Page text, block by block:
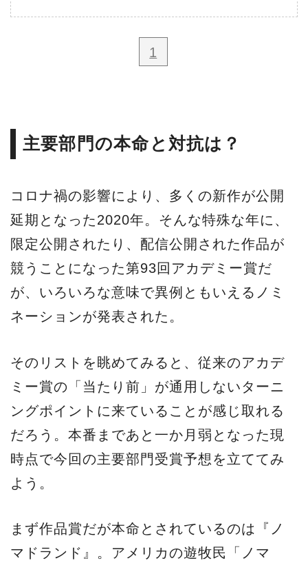
1
主要部門の本命と対抗は？
コロナ禍の影響により、多くの新作が公開
延期となった2020年。そんな特殊な年に、
限定公開されたり、配信公開された作品が
競うことになった第93回アカデミー賞だ
が、いろいろな意味で異例ともいえるノミ
ネーションが発表された。
そのリストを眺めてみると、従来のアカデ
ミー賞の「当たり前」が通用しないターニ
ングポイントに来ていることが感じ取れる
だろう。本番まであと一か月弱となった現
時点で今回の主要部門受賞予想を立ててみ
よう。
まず作品賞だが本命とされているのは『ノ
マドランド』。アメリカの遊牧民「ノマ